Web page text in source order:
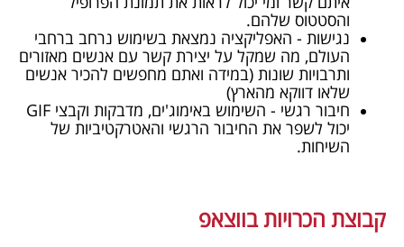
והסטטוס שלהם.
נגישות - האפליקציה נמצאת בשימוש נרחב ברחבי
העולם, מה שמקל על יצירת קשר עם אנשים מאזורים
ותרבויות שונות (במידה ואתם מחפשים להכיר אנשים
שלאו דווקא מהארץ)
חיבור רגשי - השימוש באימוג'ים, מדבקות וקבצי GIF
יכול לשפר את החיבור הרגשי והאטרקטיביות של
השיחות.
קבוצת הכרויות בווצאפ